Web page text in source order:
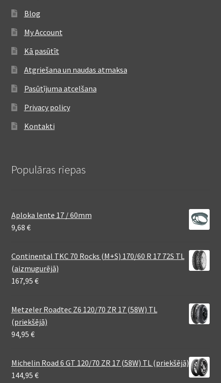
Blog
My Account
Kā pasūtīt
Atgriešana un naudas atmaksa
Pasūtījuma atcelšana
Privacy policy
Kontakti
Populāras riepas
Aploka lente 17 / 60mm
9,68 €
Continental TKC 70 Rocks (M+S) 170/60 R 17 72S TL
(aizmugurējā)
167,95 €
Metzeler Roadtec Z6 120/70 ZR 17 (58W) TL
(priekšējā)
94,95 €
Michelin Road 6 GT 120/70 ZR 17 (58W) TL (priekšējā)
144,95 €